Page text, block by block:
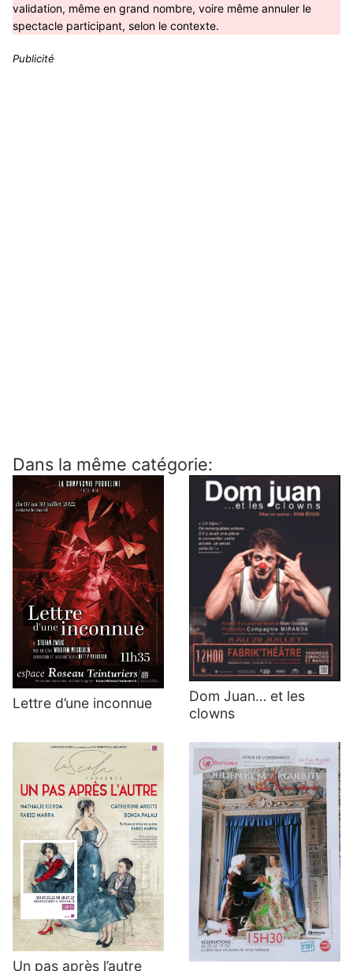
validation, même en grand nombre, voire même annuler le
spectacle participant, selon le contexte.
Publicité
Dans la même catégorie:
Lettre d’une inconnue
Dom Juan… et les
clowns
Un pas après l’autre